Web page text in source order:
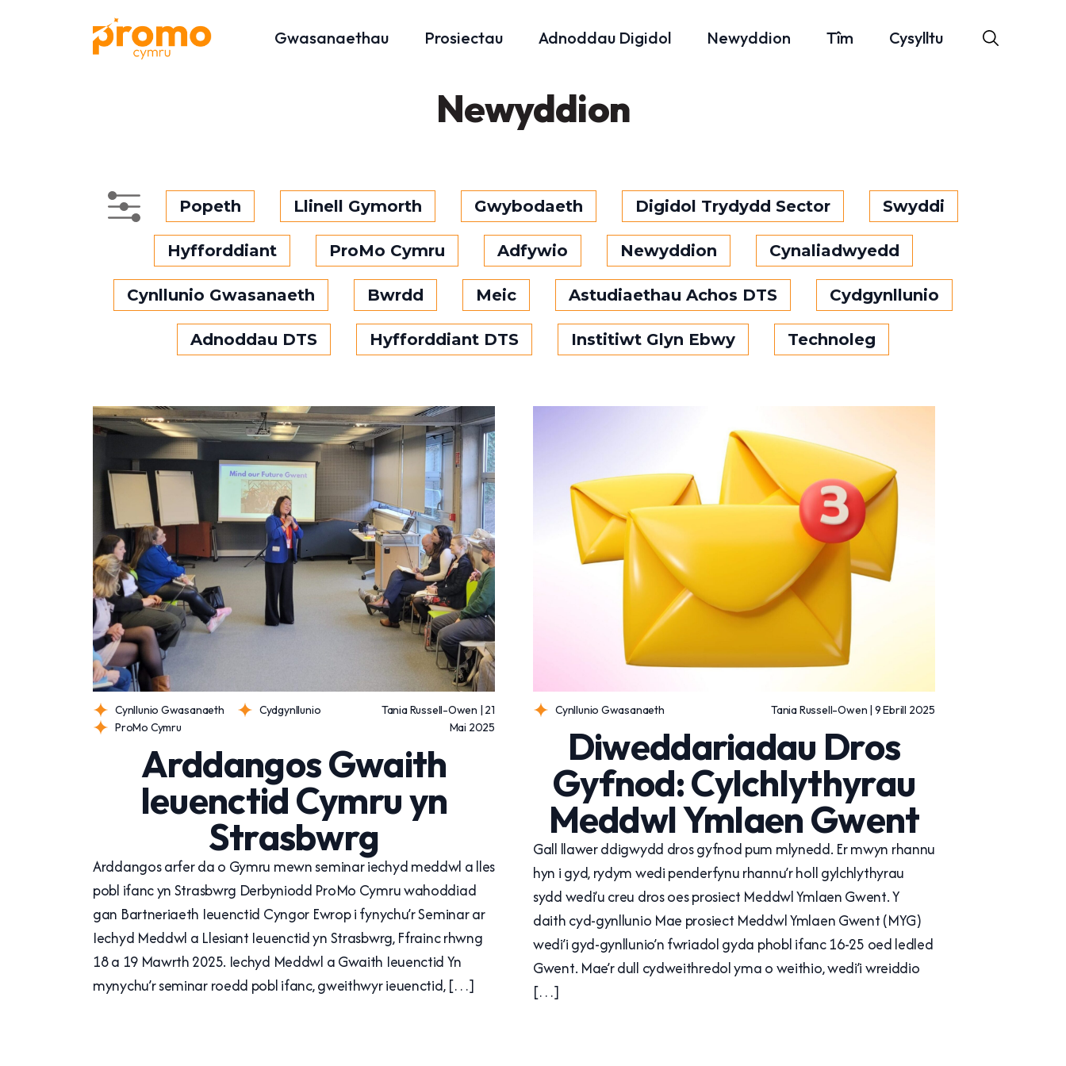
Gwasanaethau Prosiectau Adnoddau Digidol Newyddion Tîm Cysylltu
Newyddion
Popeth Llinell Gymorth Gwybodaeth Digidol Trydydd Sector Swyddi
Hyfforddiant ProMo Cymru Adfywio Newyddion Cynaliadwyedd
Cynllunio Gwasanaeth Bwrdd Meic Astudiaethau Achos DTS Cydgynllunio
Adnoddau DTS Hyfforddiant DTS Institiwt Glyn Ebwy Technoleg
Cynllunio Gwasanaeth
Cydgynllunio
ProMo Cymru
Tania Russell-Owen | 21
Mai 2025
Arddangos Gwaith
Ieuenctid Cymru yn
Strasbwrg
Arddangos arfer da o Gymru mewn seminar iechyd meddwl a lles
pobl ifanc yn Strasbwrg Derbyniodd ProMo Cymru wahoddiad
gan Bartneriaeth Ieuenctid Cyngor Ewrop i fynychu’r Seminar ar
Iechyd Meddwl a Llesiant Ieuenctid yn Strasbwrg, Ffrainc rhwng
18 a 19 Mawrth 2025. Iechyd Meddwl a Gwaith Ieuenctid Yn
mynychu’r seminar roedd pobl ifanc, gweithwyr ieuenctid, […]
Cynllunio Gwasanaeth Tania Russell-Owen | 9 Ebrill 2025
Diweddariadau Dros
Gyfnod: Cylchlythyrau
Meddwl Ymlaen Gwent
Gall llawer ddigwydd dros gyfnod pum mlynedd. Er mwyn rhannu
hyn i gyd, rydym wedi penderfynu rhannu’r holl gylchlythyrau
sydd wedi’u creu dros oes prosiect Meddwl Ymlaen Gwent. Y
daith cyd-gynllunio Mae prosiect Meddwl Ymlaen Gwent (MYG)
wedi’i gyd-gynllunio’n fwriadol gyda phobl ifanc 16-25 oed ledled
Gwent. Mae’r dull cydweithredol yma o weithio, wedi’i wreiddio
[…]